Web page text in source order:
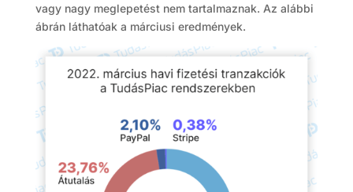
vagy nagy meglepetést nem tartalmaznak. Az alábbi
ábrán láthatóak a márciusi eredmények.